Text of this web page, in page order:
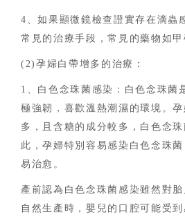
4、如果顯微鏡檢查證實存在滴蟲
常見的治療手段，常見的藥物如甲
(2)孕婦白帶增多的治療：
1、白色念珠菌感染：白色念珠菌
極強韌，喜歡溫熱潮濕的環境。
多，且含糖的成分較多，白色念
此，孕婦特別容易感染白色念珠
易治愈。
產前認為白色念珠菌感染雖然對
自然生產時，嬰兒的口腔可能受